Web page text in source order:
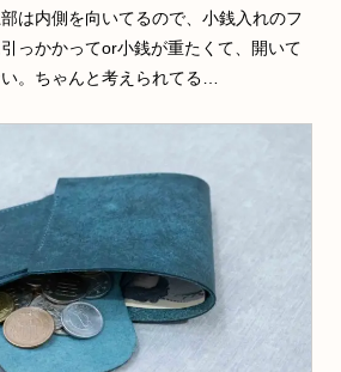
は内側を向いてるので、小銭入れのフ
っかかってor小銭が重たくて、開いて
。ちゃんと考えられてる…